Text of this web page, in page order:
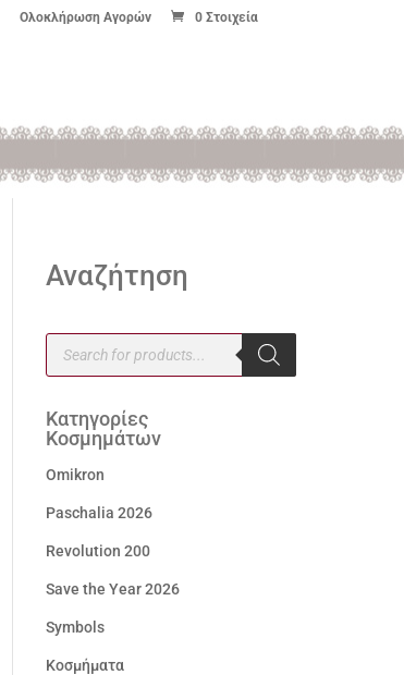
Ολοκλήρωση Αγορών 0 Στοιχεία
Αναζήτηση
Products
search
Κατηγορίες
Κοσμημάτων
Omikron
Paschalia 2026
Revolution 200
Save the Year 2026
Symbols
Κοσμήματα